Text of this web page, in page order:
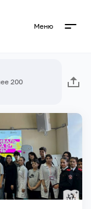
Меню
200